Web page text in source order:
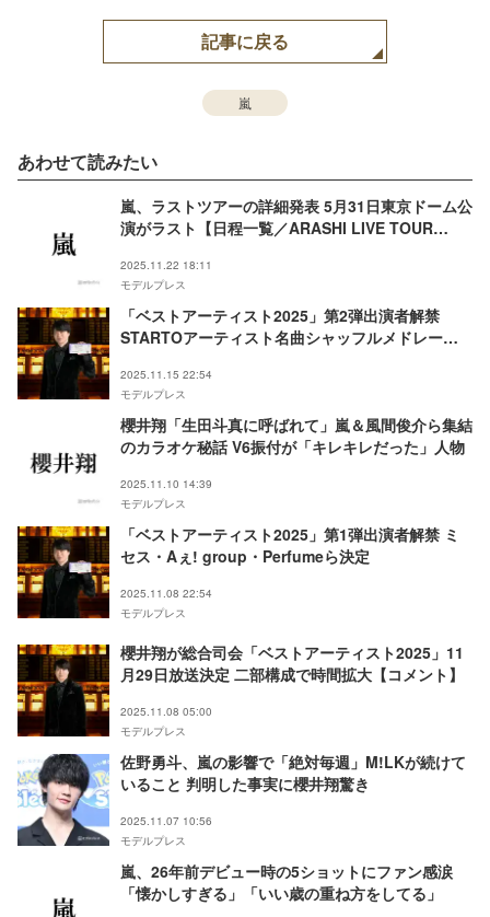
記事に戻る
嵐
あわせて読みたい
嵐、ラストツアーの詳細発表 5月31日東京ドーム公
演がラスト【日程一覧／ARASHI LIVE TOUR
2025.11.22 18:11
モデルプレス
「ベストアーティスト2025」第2弾出演者解禁
STARTOアーティスト名曲シャッフルメドレー企
2025.11.15 22:54
モデルプレス
櫻井翔「生田斗真に呼ばれて」嵐＆風間俊介ら集結
のカラオケ秘話 V6振付が「キレキレだった」人物
2025.11.10 14:39
モデルプレス
「ベストアーティスト2025」第1弾出演者解禁 ミ
セス・Aぇ! group・Perfumeら決定
2025.11.08 22:54
モデルプレス
櫻井翔が総合司会「ベストアーティスト2025」11
月29日放送決定 二部構成で時間拡大【コメント】
2025.11.08 05:00
モデルプレス
佐野勇斗、嵐の影響で「絶対毎週」M!LKが続けて
いること 判明した事実に櫻井翔驚き
2025.11.07 10:56
モデルプレス
嵐、26年前デビュー時の5ショットにファン感涙
「懐かしすぎる」「いい歳の重ね方をしてる」